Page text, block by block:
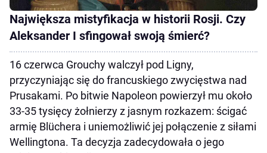
Największa mistyfikacja w historii Rosji. Czy
Aleksander I sfingował swoją śmierć?
16 czerwca Grouchy walczył pod Ligny,
przyczyniając się do francuskiego zwycięstwa nad
Prusakami. Po bitwie Napoleon powierzył mu około
33-35 tysięcy żołnierzy z jasnym rozkazem: ścigać
armię Blüchera i uniemożliwić jej połączenie z siłami
Wellingtona. Ta decyzja zadecydowała o jego